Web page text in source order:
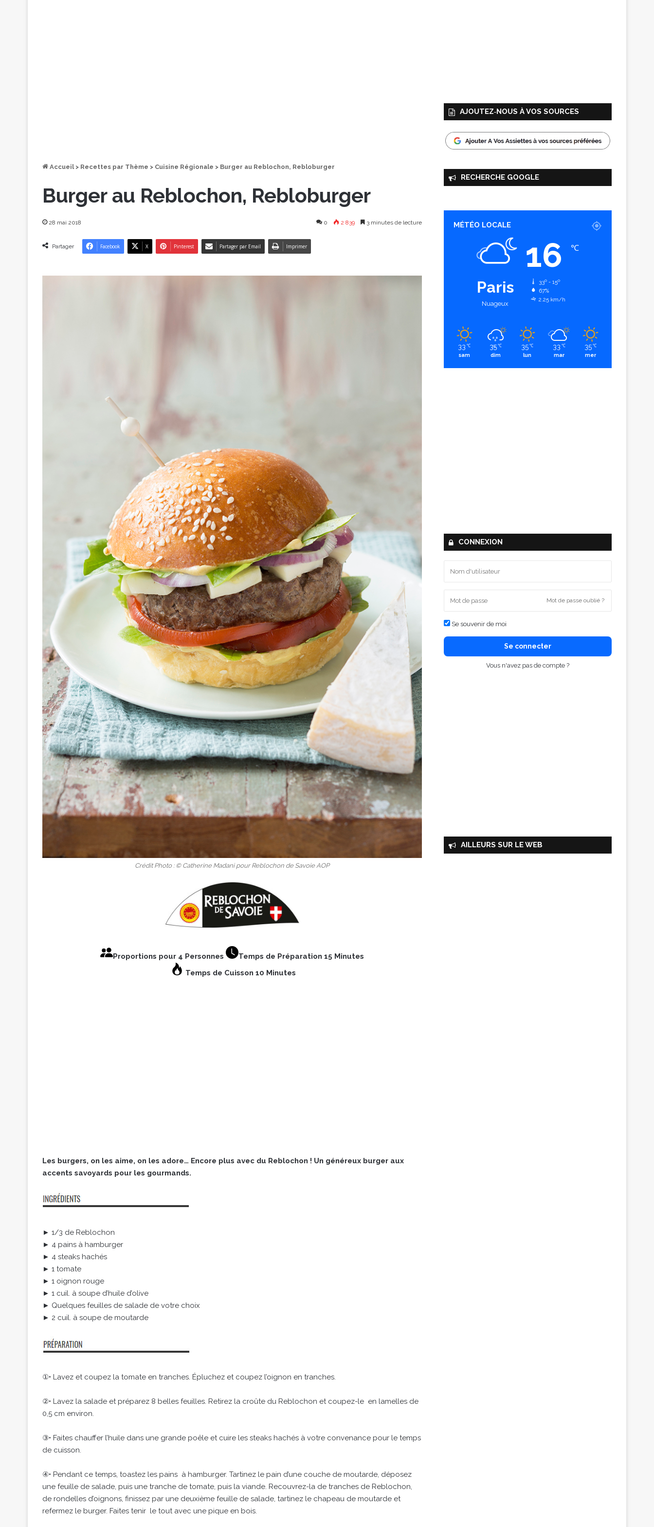
Accueil > Recettes par Thème > Cuisine Régionale > Burger au Reblochon, Rebloburger
Burger au Reblochon, Rebloburger
28 mai 2018 0 2 839 3 minutes de lecture
Partager Facebook X Pinterest Partager par Email Imprimer
Crédit Photo : © Catherine Madani pour Reblochon de Savoie AOP
Proportions pour 4 Personnes
Temps de Préparation 15 Minutes
Temps de Cuisson 10 Minutes
Les burgers, on les aime, on les adore… Encore plus avec du Reblochon ! Un généreux burger aux
accents savoyards pour les gourmands.
► 1/3 de Reblochon
► 4 pains à hamburger
► 4 steaks hachés
► 1 tomate
► 1 oignon rouge
► 1 cuil. à soupe d’huile d’olive
► Quelques feuilles de salade de votre choix
► 2 cuil. à soupe de moutarde
①• Lavez et coupez la tomate en tranches. Épluchez et coupez l’oignon en tranches.
②• Lavez la salade et préparez 8 belles feuilles. Retirez la croûte du Reblochon et coupez-le en lamelles de
0,5 cm environ.
③• Faites chauffer l’huile dans une grande poêle et cuire les steaks hachés à votre convenance pour le temps
de cuisson.
④• Pendant ce temps, toastez les pains à hamburger. Tartinez le pain d’une couche de moutarde, déposez
une feuille de salade, puis une tranche de tomate, puis la viande. Recouvrez-la de tranches de Reblochon,
de rondelles d’oignons, finissez par une deuxième feuille de salade, tartinez le chapeau de moutarde et
refermez le burger. Faites tenir le tout avec une pique en bois.
AJOUTEZ‑NOUS À VOS SOURCES
RECHERCHE GOOGLE
MÉTÉO LOCALE
Paris
Nuageux
16 ℃
33º - 15º
67%
2.25 km/h
33 ℃
sam
35 ℃
dim
35 ℃
lun
33 ℃
mar
35 ℃
mer
CONNEXION
Mot de passe oublié ?
Se souvenir de moi
Se connecter
Vous n'avez pas de compte ?
AILLEURS SUR LE WEB